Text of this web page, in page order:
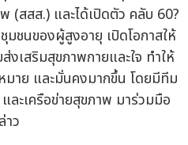
(สสส.) และได้เปิดตัว คลับ 60?
มชนของผู้สูงอายุ เปิดโอกาสให้
เสริมสุขภาพกายและใจ ทำให้
าย และมั่นคงมากขึ้น โดยมีทีม
ะเครือข่ายสุขภาพ มาร่วมมือ
ว